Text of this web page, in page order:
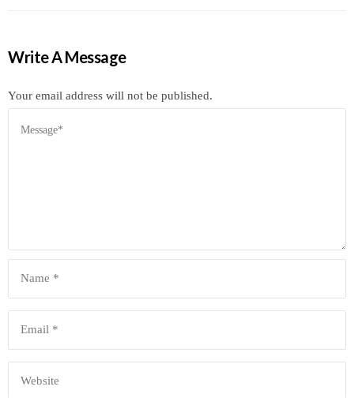
Write A Message
Your email address will not be published.